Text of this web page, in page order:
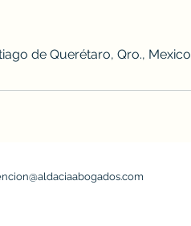
de Querétaro, Qro., Mexico